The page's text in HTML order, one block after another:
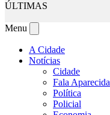
ÚLTIMAS
Menu
A Cidade
Notícias
Cidade
Fala Aparecida
Política
Policial